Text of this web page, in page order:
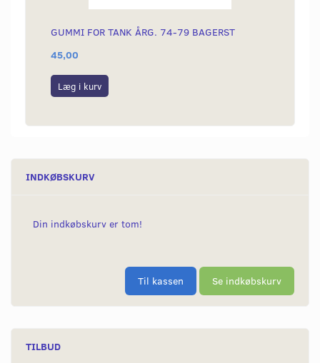
GUMMI FOR TANK ÅRG. 74-79 BAGERST
45,00
Læg i kurv
INDKØBSKURV
Din indkøbskurv er tom!
Til kassen Se indkøbskurv
TILBUD